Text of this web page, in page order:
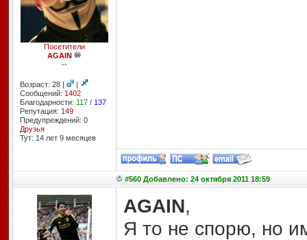
Посетители
AGAIN
--
Возраст: 28 |
|
Сообщений: 1402
Благодарности: 117/ 137
Репутация: 149
Предупреждений: 0
Друзья
Тут: 14 лет 9 месяцев
#560 Добавлено: 24 октября 2011 18:59
AGAIN,
Я то не спорю, но